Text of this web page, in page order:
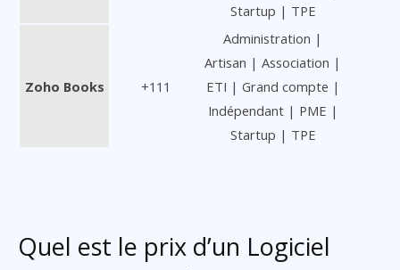
Startup | TPE
Zoho Books +111
Administration |
Artisan | Association |
ETI | Grand compte |
Indépendant | PME |
Startup | TPE
Quel est le prix d’un Logiciel